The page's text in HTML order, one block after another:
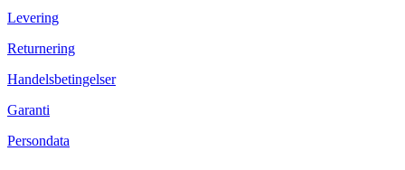
Levering
Returnering
Handelsbetingelser
Garanti
Persondata